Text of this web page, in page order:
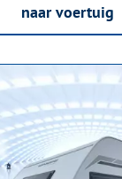
naar voertuig